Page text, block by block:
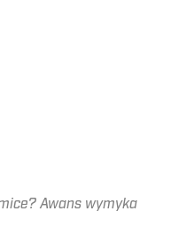
Awans wymyka